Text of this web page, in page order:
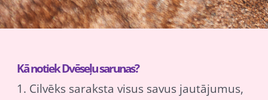
Kā notiek Dvēseļu sarunas?
1. Cilvēks saraksta visus savus jautājumus,